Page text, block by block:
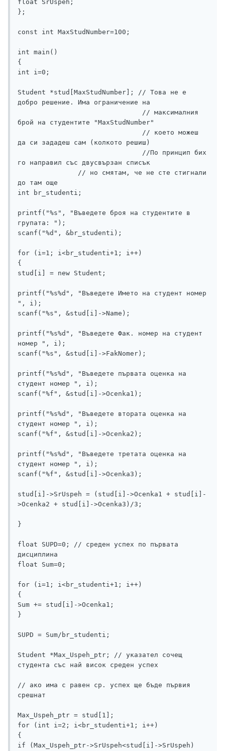
float SrUspeh;
};
const int MaxStudNumber=100;
int main()
{
int i=0;
Student *stud[MaxStudNumber]; // Това не е
добро решение. Има ограничение на
брой на студентите "MaxStudNumber"
да си зададеш сам (колкото решиш)
го направил със двусвързан списък
до там още
int br_studenti;
printf("%s", "Въведете броя на студентите в
групата: ");
scanf("%d", &br_studenti);
for (i=1; i<br_studenti+1; i++)
{
stud[i] = new Student;
printf("%s%d", "Въведете Името на студент номер
", i);
scanf("%s", &stud[i]->Name);
printf("%s%d", "Въведете Фак. номер на студент
номер ", i);
scanf("%s", &stud[i]->FakNomer);
printf("%s%d", "Въведете първата оценка на
студент номер ", i);
scanf("%f", &stud[i]->Ocenka1);
printf("%s%d", "Въведете втората оценка на
студент номер ", i);
scanf("%f", &stud[i]->Ocenka2);
printf("%s%d", "Въведете третата оценка на
студент номер ", i);
scanf("%f", &stud[i]->Ocenka3);
stud[i]->SrUspeh = (stud[i]->Ocenka1 + stud[i]-
>Ocenka2 + stud[i]->Ocenka3)/3;
}
float SUPD=0; // среден успех по първата
дисциплина
float Sum=0;
for (i=1; i<br_studenti+1; i++)
{
Sum += stud[i]->Ocenka1;
}
SUPD = Sum/br_studenti;
Student *Max_Uspeh_ptr; // указател сочещ
студента със най висок среден успех
// ако има с равен ср. успех ще бъде първия
срешнат
Max_Uspeh_ptr = stud[1];
for (int i=2; i<br_studenti+1; i++)
{
if (Max_Uspeh_ptr->SrUspeh<stud[i]->SrUspeh)